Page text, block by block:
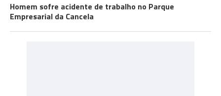
Homem sofre acidente de trabalho no Parque
Empresarial da Cancela